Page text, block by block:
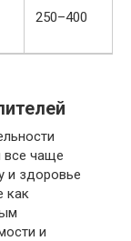
250–400
все чаще
и здоровье
как
и